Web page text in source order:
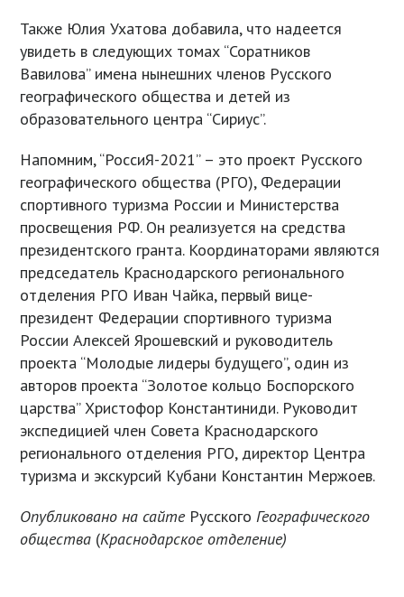
Также Юлия Ухатова добавила, что надеется
увидеть в следующих томах “Соратников
Вавилова” имена нынешних членов Русского
географического общества и детей из
образовательного центра “Сириус”.
Напомним, “РоссиЯ-2021” – это проект Русского
географического общества (РГО), Федерации
спортивного туризма России и Министерства
просвещения РФ. Он реализуется на средства
президентского гранта. Координаторами являются
председатель Краснодарского регионального
отделения РГО Иван Чайка, первый вице-
президент Федерации спортивного туризма
России Алексей Ярошевский и руководитель
проекта “Молодые лидеры будущего”, один из
авторов проекта “Золотое кольцо Боспорского
царства” Христофор Константиниди. Руководит
экспедицией член Совета Краснодарского
регионального отделения РГО, директор Центра
туризма и экскурсий Кубани Константин Мержоев.
Опубликовано на сайтеРусскогоГеографического
общества (Краснодарское отделение)